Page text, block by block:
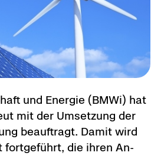
und En­er­gie (BMWi) hat
mit der Um­set­zung der
be­auf­tragt. Damit wird
fort­ge­führt, die ihren An­